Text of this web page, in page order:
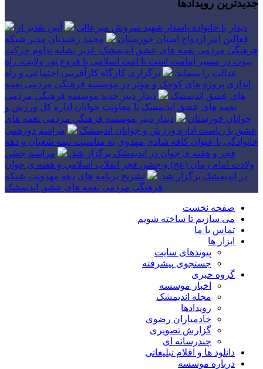
جدیدترین رویدادها
دیدار با خانواده پاسدار شهید سروش میرعالی
آیین تقدیر از
فعالین امر ازدواج استان خوزستان
محمد رشیدیان مدیر شبکه
فرهنگی مردمی نغمه های عشق اندیمشک: غدیر نشانه تداوم حرکت
نبوت در مسیر امامت است تا امت اسلامی با فروغ نور ولایت، راه
عدالت را بپیماید.
برگزاری کارگاه کارآفرینی اجتماعی و راه
اندازی پروژه های کوچک و موثر در موسسه فرهنگی مردمی نغمه
های عشق اندیمشک
دیدار دبیر جدید موسسه فرهنگی مردمی
نغمه های عشق اندیمشک با معاونت جوانان اداره کل ورزش و
جوانان خوزستان
دیدار دبیر موسسه فرهنگی مردمی نغمه های
عشق با ریاست اداره ورزش و جوانان اندیمشک
مراسم دورهمی
خانوادگی با عنوان کافه شادی مهدوی به مناسبت نیمه شعبان و دهه
فجر و هفته ی جوان در اندیمشک برگزار شد.
مراسم جشن
ولادت امام زمان (عج) و جشن فجر انقلاب اسلامی و هفته ی جوان
در اندیمشک برگزار شد.
تشریح برنامه های دهه مهدویت شبکه
فرهنگی مردمی نغمه های عشق اندیمشک
صفحه نخست
می سازیم تا ساخته شویم
تماس با ما
ابزار ها
پیوندهای سایت
جستجوی پیشرفته
گروه خبری
اخبار موسسه
مجله اندیمشک
رویدادها
خادمیاران رضوی
گزارش تصویری
چندرسانه ای
دانلود ها و اقلام تبلیغاتی
درباره موسسه